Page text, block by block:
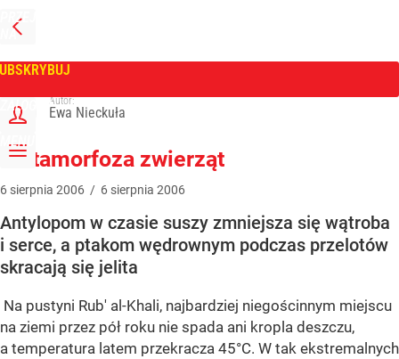
PRZEJDŹ
NA
GŁÓWNĄ
ZALOGUJ
MENU
Tygodnik Wprost
Autor:
Ewa Nieckuła
Metamorfoza zwierząt
6 sierpnia 2006 / 6 sierpnia 2006
Antylopom w czasie suszy zmniejsza się wątroba
i serce, a ptakom wędrownym podczas przelotów
skracają się jelita
Na pustyni Rub' al-Khali, najbardziej niegościnnym miejscu
na ziemi przez pół roku nie spada ani kropla deszczu,
a temperatura latem przekracza 45°C. W tak ekstremalnych